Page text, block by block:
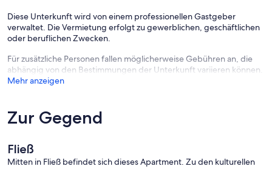
Diese Unterkunft wird von einem professionellen Gastgeber
verwaltet. Die Vermietung erfolgt zu gewerblichen, geschäftlichen
oder beruflichen Zwecken.
Für zusätzliche Personen fallen möglicherweise Gebühren an, die
abhängig von den Bestimmungen der Unterkunft variieren können.
Mehr anzeigen
Zur Gegend
Fließ
Mitten in Fließ befindet sich dieses Apartment. Zu den kulturellen